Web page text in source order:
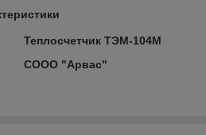
Теплосчетчик ТЭМ-104М
СООО "Арвас"